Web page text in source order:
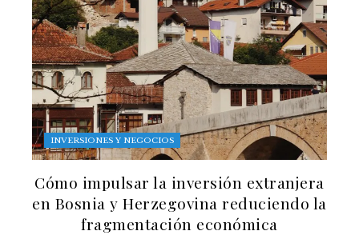
INVERSIONES Y NEGOCIOS
Cómo impulsar la inversión extranjera
en Bosnia y Herzegovina reduciendo la
fragmentación económica